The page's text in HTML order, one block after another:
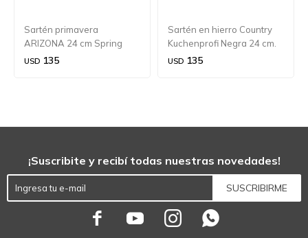
Sartén primavera
ARIZONA 24 cm Spring
USD 135
Sartén en hierro Country
Kuchenprofi Negra 24 cm.
USD 135
¡Suscribite y recibí todas nuestras novedades!
SUSCRIBIRME
   